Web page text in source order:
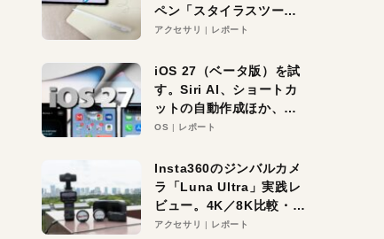
ペン「スタイラスツーウ
ェイ」レビュー。持ち替
アクセサリ レポート
iOS 27（ベータ版）を試
す。Siri AI、ショートカ
ットの自動作成ほか、期
待大の便利機能5選。
る未来はすぐそこ！
OS レポート
Insta360のジンバルカメ
ラ「Luna Ultra」実践レ
ビュー。4K／8K比較・ズ
ーム・夜間撮影をチェッ
アクセサリ レポート